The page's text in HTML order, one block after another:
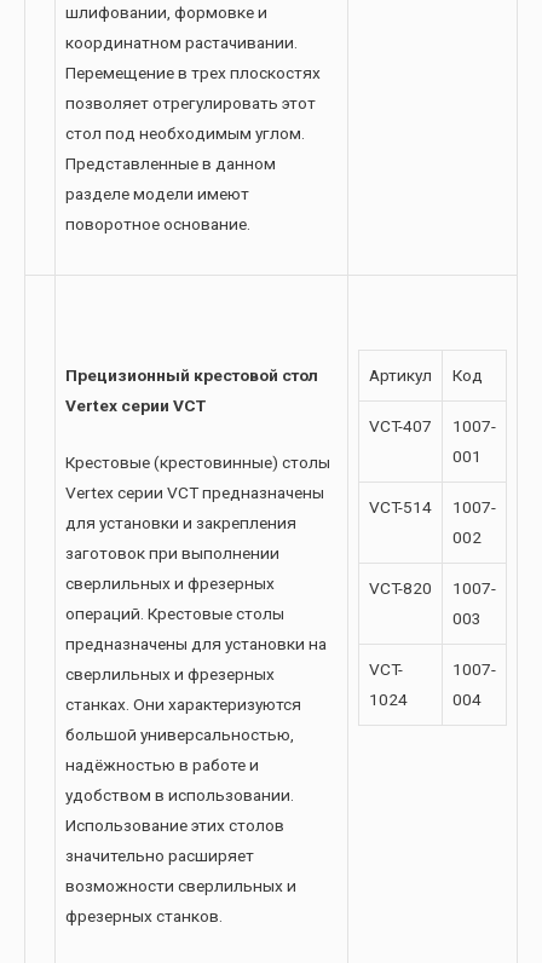
шлифовании, формовке и
координатном растачивании.
Перемещение в трех плоскостях
позволяет отрегулировать этот
стол под необходимым углом.
Представленные в данном
разделе модели имеют
поворотное основание.
Прецизионный крестовой стол
Vertex серии VCT
Крестовые (крестовинные) столы
Vertex серии VCT предназначены
для установки и закрепления
заготовок при выполнении
сверлильных и фрезерных
операций. Крестовые столы
предназначены для установки на
сверлильных и фрезерных
станках. Они характеризуются
большой универсальностью,
надёжностью в работе и
удобством в использовании.
Использование этих столов
значительно расширяет
возможности сверлильных и
фрезерных станков.
Артикул Код
VCT-407
1007-
001
VCT-514
1007-
002
VCT-820
1007-
003
VCT-
1024
1007-
004